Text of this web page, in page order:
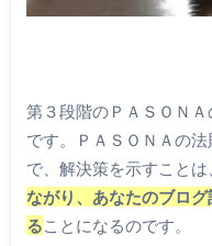
第３段階のＰＡＳＯＮ
です。ＰＡＳＯＮＡの
で、解決策を示すことは
ながり、あなたのブロ
ることになるのです。